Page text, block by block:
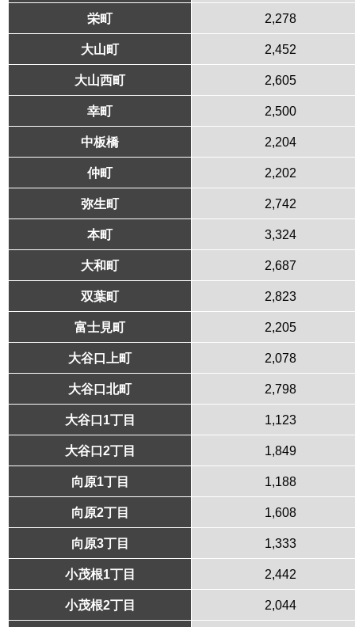
栄町 2,278
大山町 2,452
大山西町 2,605
幸町 2,500
中板橋 2,204
仲町 2,202
弥生町 2,742
本町 3,324
大和町 2,687
双葉町 2,823
富士見町 2,205
大谷口上町 2,078
大谷口北町 2,798
大谷口1丁目 1,123
大谷口2丁目 1,849
向原1丁目 1,188
向原2丁目 1,608
向原3丁目 1,333
小茂根1丁目 2,442
小茂根2丁目 2,044